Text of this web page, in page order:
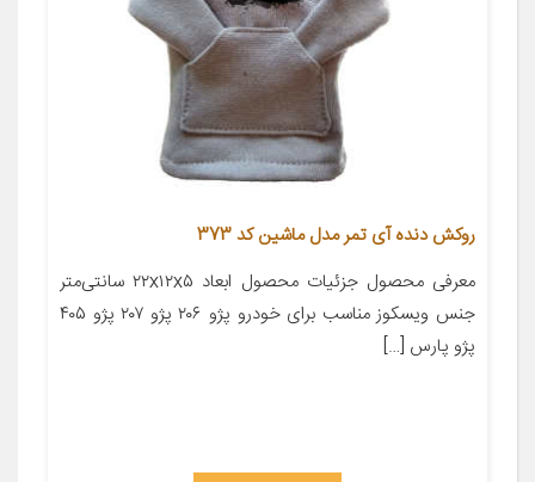
روکش دنده آی تمر مدل ماشین کد 373
معرفی محصول جزئیات محصول ابعاد ۲۲x۱۲x۵ سانتی‌متر
جنس ویسکوز مناسب برای خودرو پژو ۲۰۶ پژو ۲۰۷ پژو ۴۰۵
پژو پارس […]